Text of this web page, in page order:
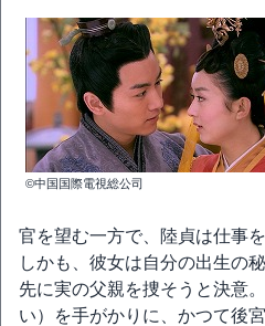
©中国国際電視総公司
官を望む一方で、陸貞は仕事
しかも、彼女は自分の出生の
先に実の父親を捜そうと決意
い）を手がかりに、かつて後